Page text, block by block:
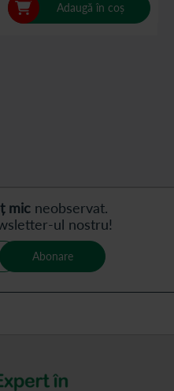
Adaugă în coș
mic neobservat.
ul nostru!
Abonare